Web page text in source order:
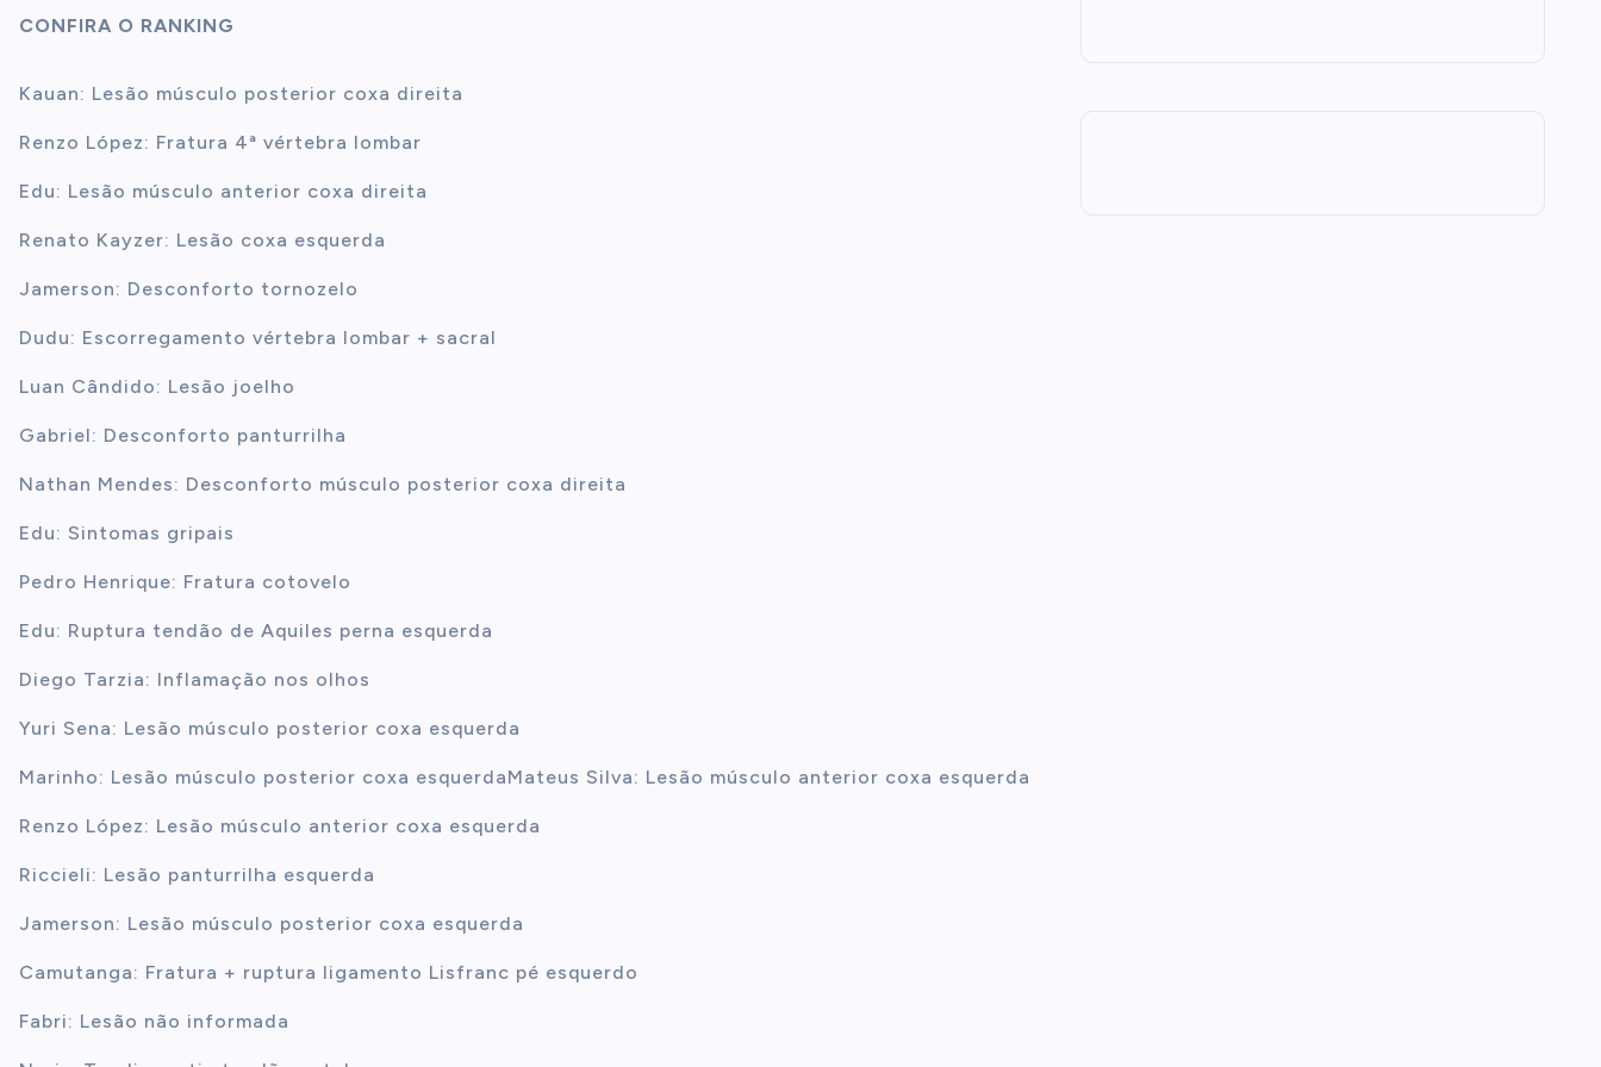
CONFIRA O RANKING
Kauan: Lesão músculo posterior coxa direita
Renzo López: Fratura 4ª vértebra lombar
Edu: Lesão músculo anterior coxa direita
Renato Kayzer: Lesão coxa esquerda
Jamerson: Desconforto tornozelo
Dudu: Escorregamento vértebra lombar + sacral
Luan Cândido: Lesão joelho
Gabriel: Desconforto panturrilha
Nathan Mendes: Desconforto músculo posterior coxa direita
Edu: Sintomas gripais
Pedro Henrique: Fratura cotovelo
Edu: Ruptura tendão de Aquiles perna esquerda
Diego Tarzia: Inflamação nos olhos
Yuri Sena: Lesão músculo posterior coxa esquerda
Marinho: Lesão músculo posterior coxa esquerdaMateus Silva: Lesão músculo anterior coxa esquerda
Renzo López: Lesão músculo anterior coxa esquerda
Riccieli: Lesão panturrilha esquerda
Jamerson: Lesão músculo posterior coxa esquerda
Camutanga: Fratura + ruptura ligamento Lisfranc pé esquerdo
Fabri: Lesão não informada